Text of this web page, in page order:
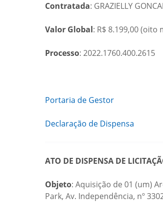
Contratada: GRAZIELLY
Valor Global: R$ 8.199,00 (oito
Processo: 2022.1760.400.2615
Portaria de Gestor
Declaração de Dispensa
ATO DE DISPENSA DE
Objeto: Aquisição de 01 (um)
Park, Av. Independência, nº